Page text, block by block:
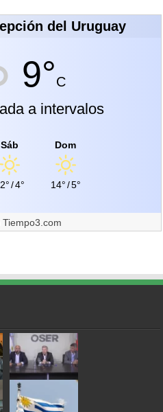
del Uruguay
9°C
a intervalos
Sáb
/4°
Dom
14°/5°
Tiempo3.com